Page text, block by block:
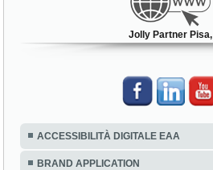
Jolly Partner Pisa,
ACCESSIBILITÀ DIGITALE EAA
BRAND APPLICATION